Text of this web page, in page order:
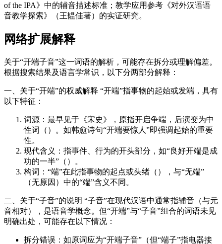
of the IPA》中的辅音描述标准；教学应用参考《对外汉语语
音教学探索》（王韫佳著）的实证研究。
网络扩展解释
关于“开端子音”这一词语的解析，可能存在拆分或理解偏差。
根据搜索结果及语言学常识，以下分两部分解释：
一、关于“开端”的权威解释 “开端”指事物的起始或发端，具有
以下特征：
词源：最早见于《宋史》，原指开启争端，后演变为中
性词（）。如韩愈诗句“开端要惊人”即强调起始的重要
性。
现代含义：指事件、行为的开头部分，如“良好开端是成
功的一半”（）。
构词：“端”在此指事物的起点或头绪（），与“无端”
（无原因）中的“端”含义不同。
二、关于“子音”的说明 “子音”在现代汉语中通常指辅音（与元
音相对），是语音学概念。但“开端”与“子音”组合的词语未见
明确出处，可能存在以下情况：
拆分错误：如原词应为“开端子音”（但“端子”指电器接